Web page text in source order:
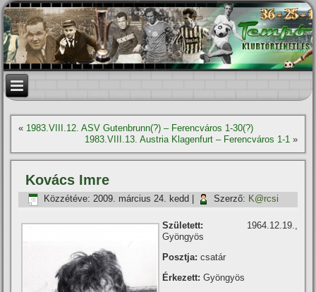
« 1983.VIII.12. ASV Gutenbrunn(?) – Ferencváros 1-30(?)
1983.VIII.13. Austria Klagenfurt – Ferencváros 1-1»
Kovács Imre
Közzétéve: 2009. március 24. kedd Szerző: K@rcsi
Született: 1964.12.19.,
Gyöngyös
Posztja: csatár
Érkezett: Gyöngyös